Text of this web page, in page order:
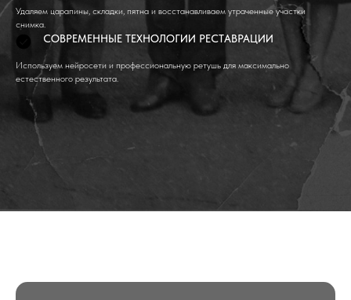
Удаляем царапины, складки, пятна и восстанавливаем утраченные участки
снимка.
СОВРЕМЕННЫЕ ТЕХНОЛОГИИ РЕСТАВРАЦИИ
Используем нейросети и профессиональную ретушь для максимально
естественного результата.